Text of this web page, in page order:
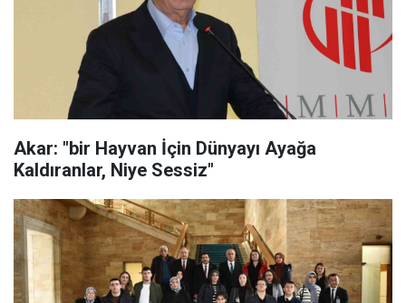
Akar: "bir Hayvan İçin Dünyayı Ayağa
Kaldıranlar, Niye Sessiz"